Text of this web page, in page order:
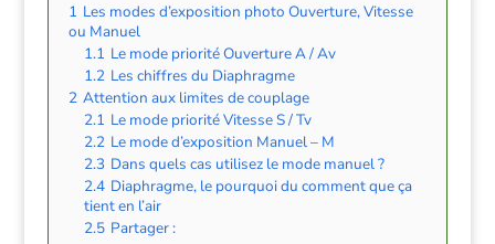
1 Les modes d’exposition photo Ouverture, Vitesse
ou Manuel
1.1 Le mode priorité Ouverture A / Av
1.2 Les chiffres du Diaphragme
2 Attention aux limites de couplage
2.1 Le mode priorité Vitesse S / Tv
2.2 Le mode d’exposition Manuel – M
2.3 Dans quels cas utilisez le mode manuel ?
2.4 Diaphragme, le pourquoi du comment que ça
tient en l’air
2.5 Partager :